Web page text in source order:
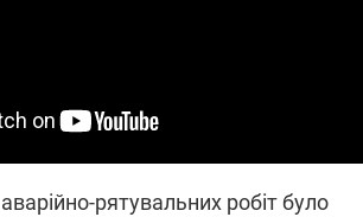
рятувальних робіт було